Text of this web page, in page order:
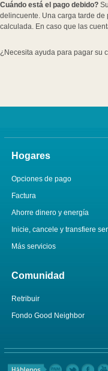
Cuándo está el pago debido?
delincuente. Una carga tarde
calculada. En caso que las
¿Necesita ayuda para pagar su
Hogares
Opciones de pago
Factura
Ahorre dinero y energía
Inicie, cancele y transfiere
Más servicios
Comunidad
Retribuir
Fondo Good Neighbor